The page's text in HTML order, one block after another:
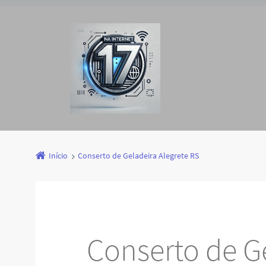
Início Conserto de Geladeira Alegrete RS
Conserto de